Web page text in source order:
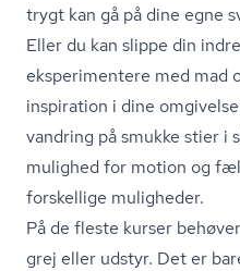
trygt kan gå på dine egne
Eller du kan slippe din
eksperimentere med mad
inspiration i dine
vandring på smukke stier i
mulighed for motion og
forskellige muligheder.
På de fleste kurser
grej eller udstyr. Det er